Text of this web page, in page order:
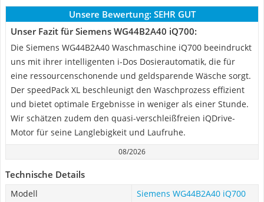
Unsere Bewertung: SEHR GUT
Unser Fazit für Siemens WG44B2A40 iQ700:
Die Siemens WG44B2A40 Waschmaschine iQ700 beeindruckt
uns mit ihrer intelligenten i-Dos Dosierautomatik, die für
eine ressourcenschonende und geldsparende Wäsche sorgt.
Der speedPack XL beschleunigt den Waschprozess effizient
und bietet optimale Ergebnisse in weniger als einer Stunde.
Wir schätzen zudem den quasi-verschleißfreien iQDrive-
Motor für seine Langlebigkeit und Laufruhe.
08/2026
Technische Details
Modell
Siemens WG44B2A40 iQ700